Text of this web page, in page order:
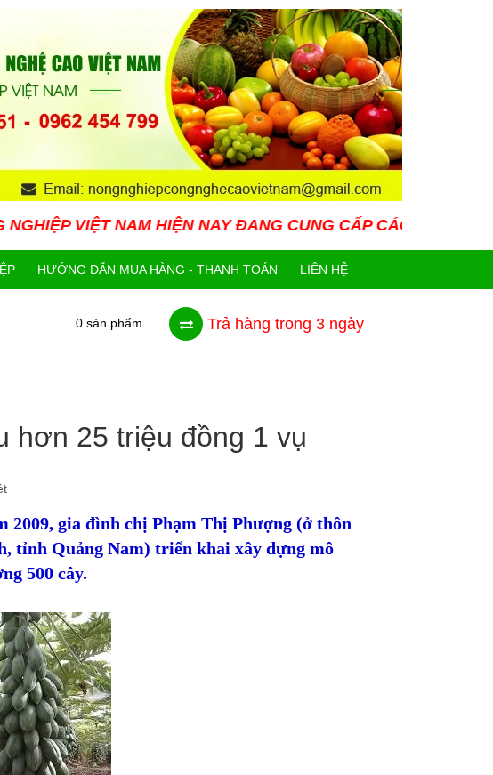
NAM HIỆN NAY ĐANG CUNG CẤP CÁC LOẠI GIỐNG
HƯỚNG DẪN MUA HÀNG - THANH TOÁN LIÊN HỆ
0 sản phẩm Trả hàng trong 3 ngày
hơn 25 triệu đồng 1 vụ
2009, gia đình chị Phạm Thị Phượng (ở thôn
tỉnh Quảng Nam) triển khai xây dựng mô
500 cây.